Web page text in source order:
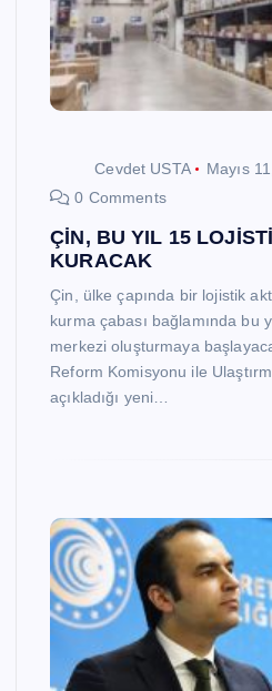
Cevdet USTA
Mayıs
0 Comments
ÇİN, BU YIL 15
KURACAK
Çin, ülke çapında bir lojistik
kurma çabası bağlamında bu
merkezi oluşturmaya
Reform Komisyonu ile
açıkladığı yeni…